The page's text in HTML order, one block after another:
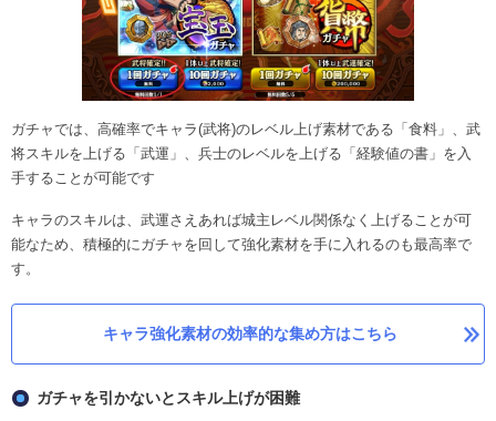
ガチャでは、高確率でキャラ(武将)のレベル上げ素材である「食料」、武
将スキルを上げる「武運」、兵士のレベルを上げる「経験値の書」を入
手することが可能です
キャラのスキルは、武運さえあれば城主レベル関係なく上げることが可
能なため、積極的にガチャを回して強化素材を手に入れるのも最高率で
す。
キャラ強化素材の効率的な集め方はこちら
ガチャを引かないとスキル上げが困難